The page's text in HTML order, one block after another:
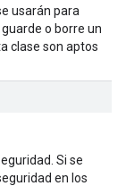
usarán para
o borre un
clase son aptos
Si se
en los